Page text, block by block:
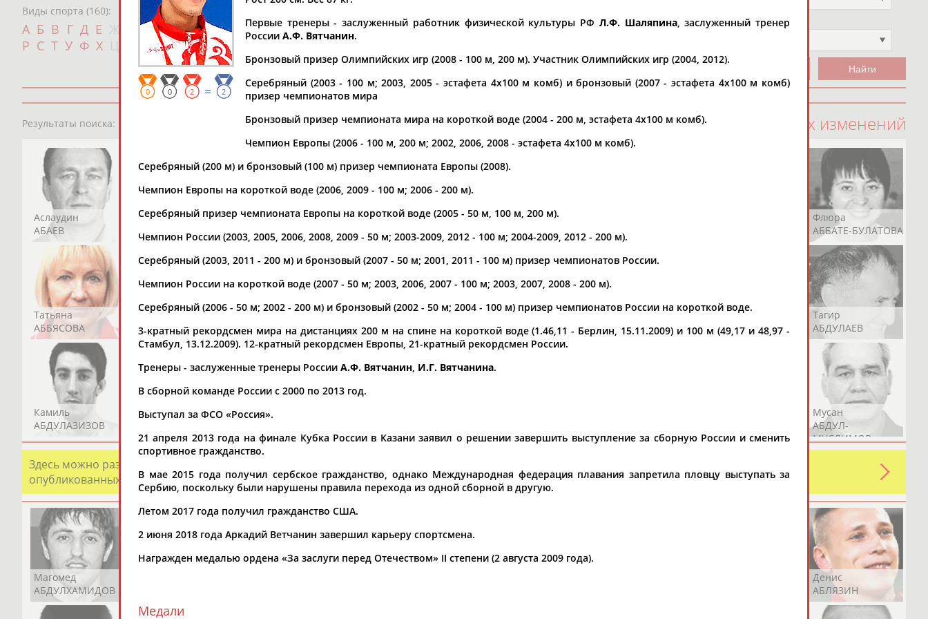
Виды спорта (160):
А Б В Г Д Е И К Л М Н О
П
Р С Т У Ф Х Ш Щ Э Ю Я
Дата рождения
с
чч мм
Чемпион
Результаты поиска: 100 последних изменений
Аслаудин
АБАЕВ
Елена
Мария
Юлия
Дмитрий
Тамилла
Флюра
АББАТЕ-БУЛАТОВА
Татьяна
АББЯСОВА
Акжана
АБДИКАРИМОВА
Артур
АБДРАХМАНОВ
Каримжан
АБДРАХМАНОВ
Аделя
АБДРАХМАНОВА
Андрей
АБДУВАЛИЕВ
Герман
АБДУЛАЕВ
Рамазан
АБДУЛАЕВ
Тагир
АБДУЛАЕВ
Камиль
АБДУЛАЗИЗОВ
Загалав
Камалудин
Мусан
АБДУЛ-
МУСЛИМОВ
Здесь можно разместить информацию о хорошо известном спортсмене, тренере, специалисте или исправить какую-либо ошибку в уже
опубликованных записях. Страна должна знать своих героев! Герои спорта - это одни из главных патриотов своей страны!
Магомед
АБДУЛХАМИДОВ
Денис
АБЛЯЗИН
0 0 2 = 2
Первые тренеры - заслуженный работник физической культуры РФ Л.Ф. Шаляпина, заслуженный тренер
России А.Ф. Вятчанин.
Бронзовый призер Олимпийских игр (2008 - 100 м, 200 м). Участник Олимпийских игр (2004, 2012).
Серебряный (2003 - 100 м; 2003, 2005 - эстафета 4x100 м комб) и бронзовый (2007 - эстафета 4x100 м комб)
призер чемпионатов мира
Бронзовый призер чемпионата мира на короткой воде (2004 - 200 м, эстафета 4x100 м комб).
Чемпион Европы (2006 - 100 м, 200 м; 2002, 2006, 2008 - эстафета 4x100 м комб).
Серебряный (200 м) и бронзовый (100 м) призер чемпионата Европы (2008).
Чемпион Европы на короткой воде (2006, 2009 - 100 м; 2006 - 200 м).
Серебряный призер чемпионата Европы на короткой воде (2005 - 50 м, 100 м, 200 м).
Чемпион России (2003, 2005, 2006, 2008, 2009 - 50 м; 2003-2009, 2012 - 100 м; 2004-2009, 2012 - 200 м).
Серебряный (2003, 2011 - 200 м) и бронзовый (2007 - 50 м; 2001, 2011 - 100 м) призер чемпионатов России.
Чемпион России на короткой воде (2007 - 50 м; 2003, 2006, 2007 - 100 м; 2003, 2007, 2008 - 200 м).
Серебряный (2006 - 50 м; 2002 - 200 м) и бронзовый (2002 - 50 м; 2004 - 100 м) призер чемпионатов России на короткой воде.
3-кратный рекордсмен мира на дистанциях 200 м на спине на короткой воде (1.46,11 - Берлин, 15.11.2009) и 100 м (49,17 и 48,97 -
Стамбул, 13.12.2009). 12-кратный рекордсмен Европы, 21-кратный рекордсмен России.
Тренеры - заслуженные тренеры России А.Ф. Вятчанин И.Г. Вятчанина.
В сборной команде России с 2000 по 2013 год.
Выступал за ФСО «Россия».
21 апреля 2013 года на финале Кубка России в Казани заявил о решении завершить выступление за сборную России и сменить
спортивное гражданство.
В мае 2015 года получил сербское гражданство, однако Международная федерация плавания запретила пловцу выступать за
Сербию, поскольку были нарушены правила перехода из одной сборной в другую.
Летом 2017 года получил гражданство США.
2 июня 2018 года Аркадий Ветчанин завершил карьеру спортсмена.
Награжден медалью ордена «За заслуги перед Отечеством» II степени (2 августа 2009 года).
Медали